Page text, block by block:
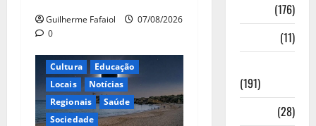
Guilherme Fafaiol
07/08/2026
0
Cultura
Educação
Locais
Notícias
Regionais
Saúde
Sociedade
(176)
(11)
(191)
(28)